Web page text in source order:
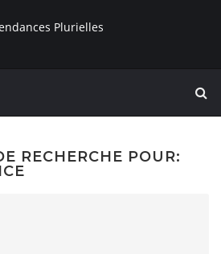
RECHERCHE POUR: